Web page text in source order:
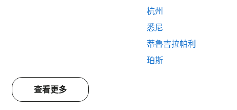
杭州
悉尼
蒂魯吉拉帕利
珀斯
查看更多